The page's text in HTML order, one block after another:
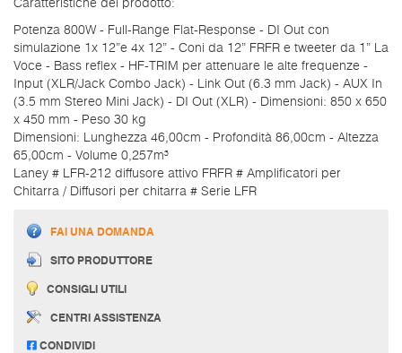
Caratteristiche del prodotto:
Potenza 800W - Full-Range Flat-Response - DI Out con
simulazione 1x 12”e 4x 12” - Coni da 12” FRFR e tweeter da 1” La
Voce - Bass reflex - HF-TRIM per attenuare le alte frequenze -
Input (XLR/Jack Combo Jack) - Link Out (6.3 mm Jack) - AUX In
(3.5 mm Stereo Mini Jack) - DI Out (XLR) - Dimensioni: 850 x 650
x 450 mm - Peso 30 kg
Dimensioni: Lunghezza 46,00cm - Profondità 86,00cm - Altezza
65,00cm - Volume 0,257m³
Laney # LFR-212 diffusore attivo FRFR # Amplificatori per
Chitarra / Diffusori per chitarra # Serie LFR
FAI UNA DOMANDA
SITO PRODUTTORE
CONSIGLI UTILI
CENTRI ASSISTENZA
CONDIVIDI